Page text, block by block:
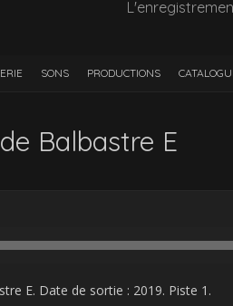
SONS PRODUCTIONS
Balbastre E
E. Date de sortie : 2019. Piste 1.